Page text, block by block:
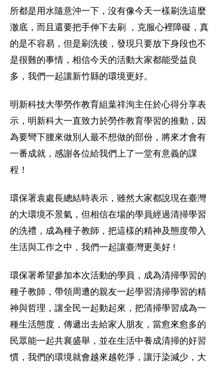
所都是用水隨意沖一下，沒有像今天一樣刷洗這麼
澈底，而且還要把手伸下去刷 ，克服心裡障礙，真
的是不容易，但是刷洗後，發現只要放下身段也不
是很難的事情，相信今天的活動大家都能受益良
多，我們一起讓新竹縣的環境更好。
明新科技大學勞作教育組葉祥洵主任於心得分享表
示，明新科大一直致力於勞作教育學習的推動，因
為要彎下腰來做別人最不想做的部份，將來才會有
一番成就，感謝各位給我們上了一堂有意義的課
程！
環保署袁處長總結時表示，雖然大家都說現在臺灣
的大環境不景氣，但相信在場的學員經過清掃學習
的洗禮，成為種子教師，把這樣的精神及態度帶入
生活與工作之中，我們一起讓臺灣更美好 !
環保署希望參加本次活動的學員，成為清掃學習的
種子教師，帶領周遭的親友一起學習清掃學習的精
神與哲理，讓全民一起動起來，把清掃學習成為一
種生活態度，傳遞出去給家人朋友，當愈來愈多的
民眾能一起共襄盛舉，並在生活中養成清掃的好習
慣，我們的環境就會越來越乾淨，讓汙染減少，大